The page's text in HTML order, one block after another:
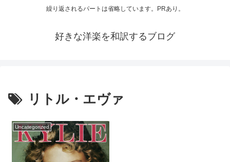
繰り返されるパートは省略しています。PRあり。
好きな洋楽を和訳するブログ
リトル・エヴァ
Uncategorized